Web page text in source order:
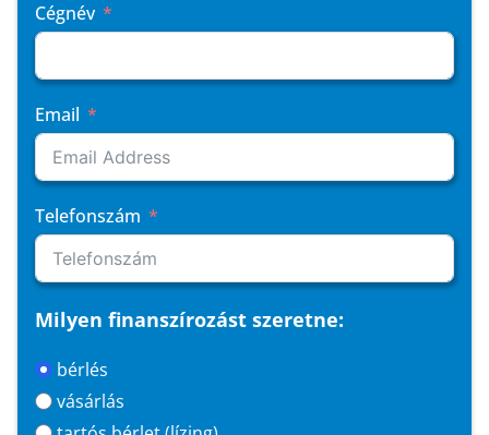
Cégnév
Email
Telefonszám
Milyen finanszírozást szeretne:
bérlés
vásárlás